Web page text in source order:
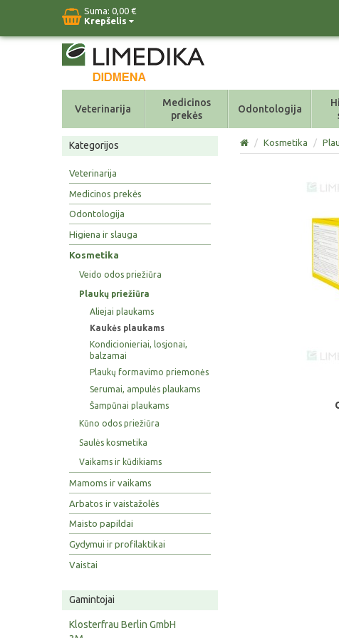
Suma: 0,00 €
Krepšelis
Veterinarija
Medicinos
prekės
Odontologija
Kategorijos
Veterinarija
Medicinos prekės
Odontologija
Higiena ir slauga
Kosmetika
Veido odos priežiūra
Plaukų priežiūra
Aliejai plaukams
Kaukės plaukams
Kondicionieriai, losjonai,
balzamai
Plaukų formavimo priemonės
Serumai, ampulės plaukams
Šampūnai plaukams
Kūno odos priežiūra
Saulės kosmetika
Vaikams ir kūdikiams
Mamoms ir vaikams
Arbatos ir vaistažolės
Maisto papildai
Gydymui ir profilaktikai
Vaistai
Gamintojai
Klosterfrau Berlin GmbH
/ Kosmetika /